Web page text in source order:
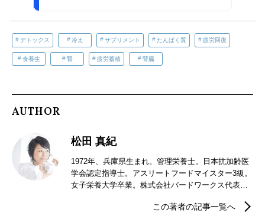
デトックス 冷え サプリメント たんぱく質 疲労回復
食養生 腎 疲労蓄積 腎臓
AUTHOR
松田 真紀
1972年、兵庫県生まれ。管理栄養士。日本抗加齢医
学会認定指導士。アスリートフードマイスター3級。
女子栄養大学卒業。株式会社バードワークス代表取
通など広告代理店勤務を経て、2014年、スポーツと
この著者の記事一覧へ